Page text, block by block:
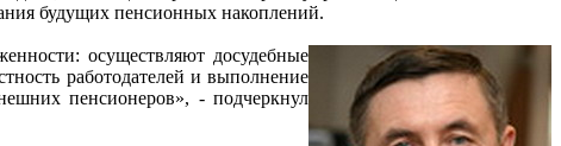
будущих пенсионных накоплений.
осуществляют досудебные
работодателей и выполнение
пенсионеров», - подчеркнул